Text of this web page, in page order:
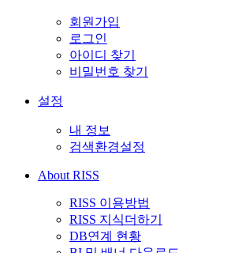
회원가입
로그인
아이디 찾기
비밀번호 찾기
설정
내 정보
검색환경설정
About RISS
RISS 이용방법
RISS 지식더하기
DB연계 현황